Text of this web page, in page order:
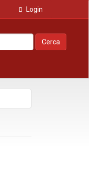
Login
Cerca